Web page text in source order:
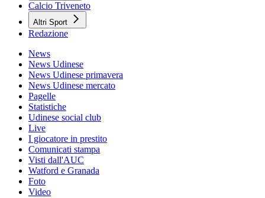
Calcio Triveneto
Altri Sport
Redazione
News
News Udinese
News Udinese primavera
News Udinese mercato
Pagelle
Statistiche
Udinese social club
Live
I giocatore in prestito
Comunicati stampa
Visti dall'AUC
Watford e Granada
Foto
Video